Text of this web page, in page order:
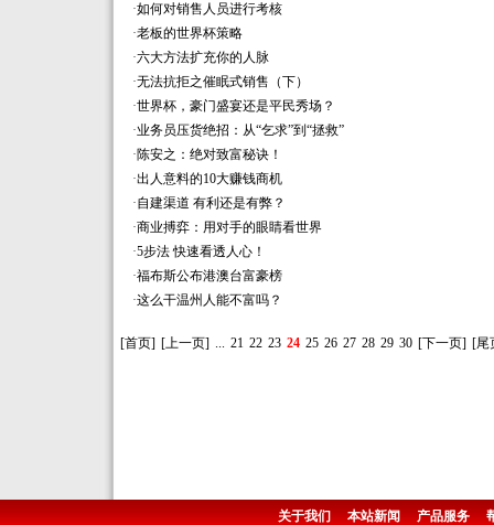
·如何对销售人员进行考核
·老板的世界杯策略
·六大方法扩充你的人脉
·无法抗拒之催眠式销售（下）
·世界杯，豪门盛宴还是平民秀场？
·业务员压货绝招：从“乞求”到“拯救”
·陈安之：绝对致富秘诀！
·出人意料的10大赚钱商机
·自建渠道 有利还是有弊？
·商业搏弈：用对手的眼睛看世界
·5步法 快速看透人心！
·福布斯公布港澳台富豪榜
·这么干温州人能不富吗？
[首页] [上一页] ... 21 22 23 24 25 26 27 28 29 30 [下一页] [尾
关于我们 本站新闻 产品服务